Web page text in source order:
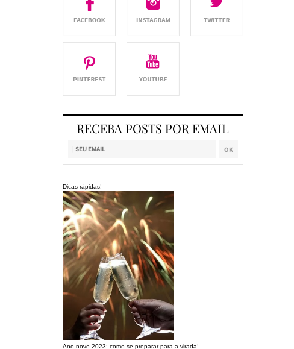
RECEBA POSTS POR EMAIL
Dicas rápidas!
Ano novo 2023: como se preparar para a virada!